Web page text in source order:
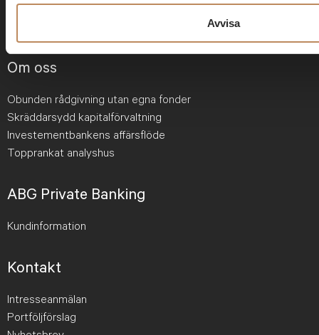
Avvisa
Om oss
Obunden rådgivning utan egna fonder
Skräddarsydd kapitalförvaltning
Investementbankens affärsflöde
Topprankat analyshus
ABG Private Banking
Kundinformation
Kontakt
Intresseanmälan
Portföljförslag